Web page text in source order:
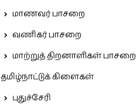
மாணவர் பாசறை
வணிகர் பாசறை
மாற்றுத் திறனாளிகள் பாசறை
தமிழ்நாட்டுக் கிளைகள்
புதுச்சேரி